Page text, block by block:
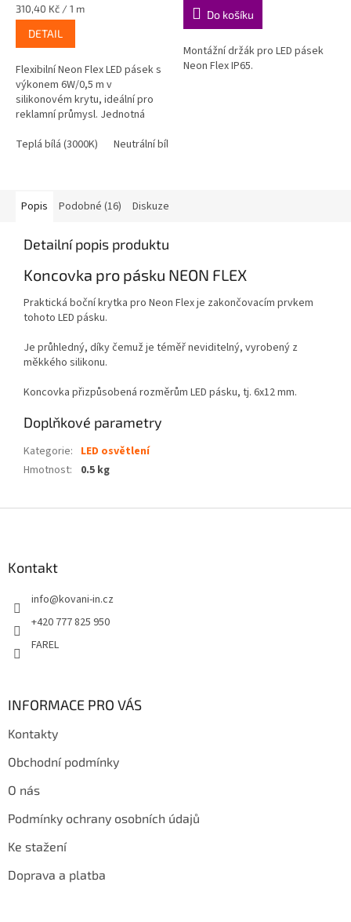
Měrná
cena:
310,40 Kč / 1 m
DETAIL
Flexibilní Neon Flex LED pásek s
výkonem 6W/0,5 m v
silikonovém krytu, ideální pro
reklamní průmysl. Jednotná
výběr, plně...
Teplá bílá (3000K) Neutrální bílá (4000-4500k)
Do košíku
Montážní držák pro LED pásek
Neon Flex IP65.
Popis Podobné (16) Diskuze
Detailní popis produktu
Koncovka pro pásku NEON FLEX
Praktická boční krytka pro Neon Flex je zakončovacím prvkem
tohoto LED pásku.
Je průhledný, díky čemuž je téměř neviditelný, vyrobený z
měkkého silikonu.
Koncovka přizpůsobená rozměrům LED pásku, tj. 6x12 mm.
Doplňkové parametry
Kategorie: LED osvětlení
Hmotnost: 0.5 kg
Kontakt
info@kovani-in.cz
+420 777 825 950
FAREL
INFORMACE PRO VÁS
Kontakty
Obchodní podmínky
O nás
Podmínky ochrany osobních údajů
Ke stažení
Doprava a platba